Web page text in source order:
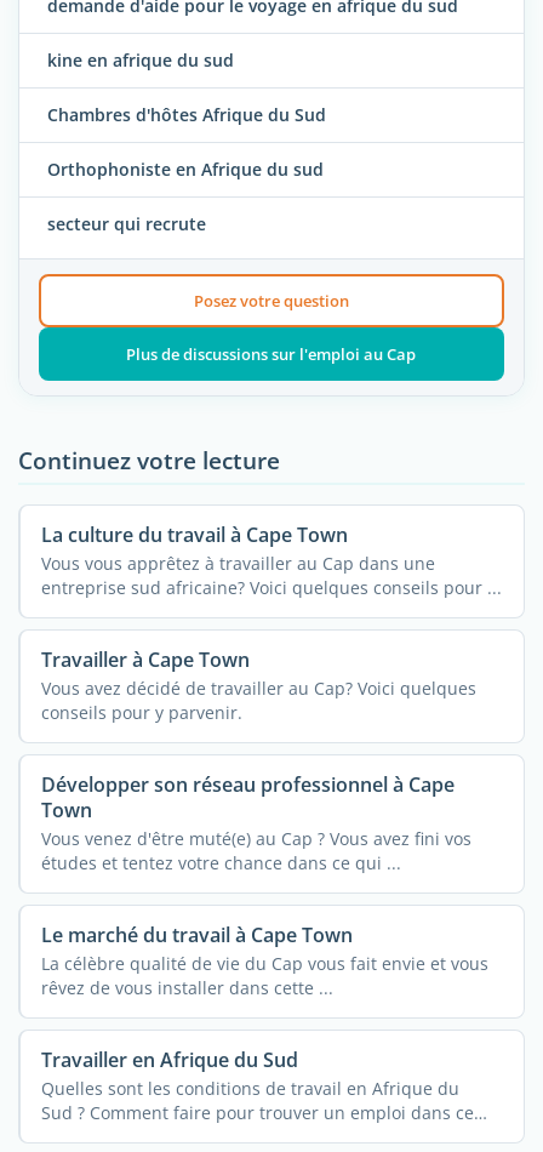
demande d'aide pour le voyage en afrique du sud
kine en afrique du sud
Chambres d'hôtes Afrique du Sud
Orthophoniste en Afrique du sud
secteur qui recrute
Posez votre question
Plus de discussions sur l'emploi au Cap
Continuez votre lecture
La culture du travail à Cape Town
Vous vous apprêtez à travailler au Cap dans une
entreprise sud africaine? Voici quelques conseils pour ...
Travailler à Cape Town
Vous avez décidé de travailler au Cap? Voici quelques
conseils pour y parvenir.
Développer son réseau professionnel à Cape
Town
Vous venez d'être muté(e) au Cap ? Vous avez fini vos
études et tentez votre chance dans ce qui ...
Le marché du travail à Cape Town
La célèbre qualité de vie du Cap vous fait envie et vous
rêvez de vous installer dans cette ...
Travailler en Afrique du Sud
Quelles sont les conditions de travail en Afrique du
Sud ? Comment faire pour trouver un emploi dans ce
pays ...